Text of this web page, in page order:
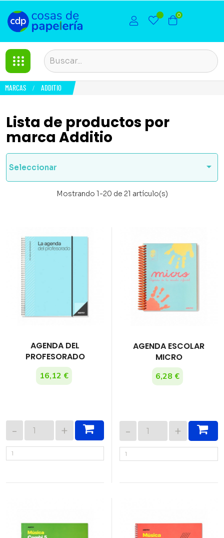
0
MARCAS ADDITIO
Lista de productos por
marca Additio
Seleccionar 
Mostrando 1-20 de 21 artículo(s)
AGENDA DEL
PROFESORADO
16,12 €
AGENDA ESCOLAR
MICRO
6,28 €